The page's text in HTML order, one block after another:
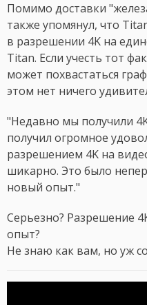
Помимо доставки
также упомянул, что
в разрешении 4K на
Titan. Если учесть тот
может похвастаться
этом нет ничего
"Недавно мы получили
получил огромное
разрешением 4K на
шикарно. Это было
новый опыт."
Серьезно? Разрешение
опыт?
Не знаю как вам, но уж